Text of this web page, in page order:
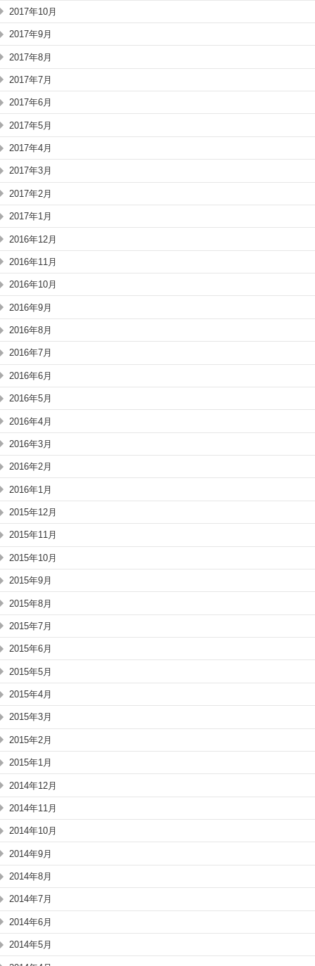
2017年10月
2017年9月
2017年8月
2017年7月
2017年6月
2017年5月
2017年4月
2017年3月
2017年2月
2017年1月
2016年12月
2016年11月
2016年10月
2016年9月
2016年8月
2016年7月
2016年6月
2016年5月
2016年4月
2016年3月
2016年2月
2016年1月
2015年12月
2015年11月
2015年10月
2015年9月
2015年8月
2015年7月
2015年6月
2015年5月
2015年4月
2015年3月
2015年2月
2015年1月
2014年12月
2014年11月
2014年10月
2014年9月
2014年8月
2014年7月
2014年6月
2014年5月